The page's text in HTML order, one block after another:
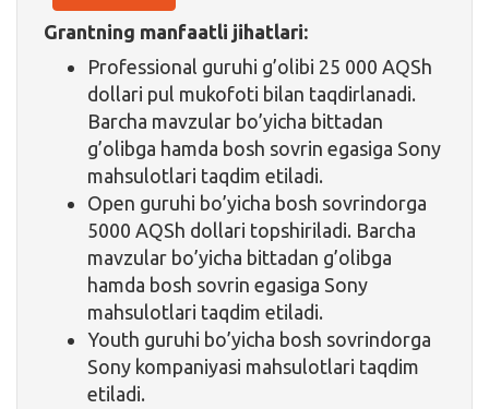
Grantning manfaatli jihatlari:
Professional guruhi g’olibi 25 000 AQSh
dollari pul mukofoti bilan taqdirlanadi.
Barcha mavzular bo’yicha bittadan
g’olibga hamda bosh sovrin egasiga Sony
mahsulotlari taqdim etiladi.
Open guruhi bo’yicha bosh sovrindorga
5000 AQSh dollari topshiriladi. Barcha
mavzular bo’yicha bittadan g’olibga
hamda bosh sovrin egasiga Sony
mahsulotlari taqdim etiladi.
Youth guruhi bo’yicha bosh sovrindorga
Sony kompaniyasi mahsulotlari taqdim
etiladi.